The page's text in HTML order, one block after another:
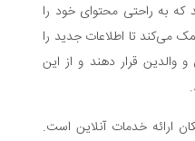
به راحتی محتوای خود را
می‌کند تا اطلاعات جدید را
قرار دهند و از این
خدمات آنلاین است.